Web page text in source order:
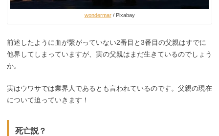
wondermar/ Pixabay
前述したように血が繋がっていない2番目と3番目の父親はすでに
他界してしまっていますが、実の父親はまだ生きているのでしょう
か。
実はウワサでは業界人であるとも言われているのです。父親の現在
について迫っていきます！
死亡説？